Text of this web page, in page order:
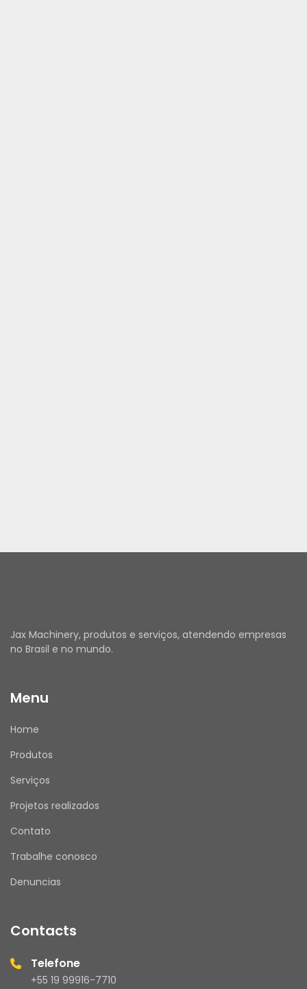
Jax Machinery, produtos e serviços, atendendo empresas
no Brasil e no mundo.
Menu
Home
Produtos
Serviços
Projetos realizados
Contato
Trabalhe conosco
Denuncias
Contacts
Telefone
+55 19 99916-7710